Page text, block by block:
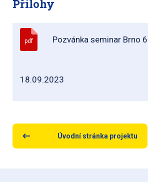
Přílohy
pdf Pozvánka seminar Brno
18.09.2023
Úvodní stránka projektu